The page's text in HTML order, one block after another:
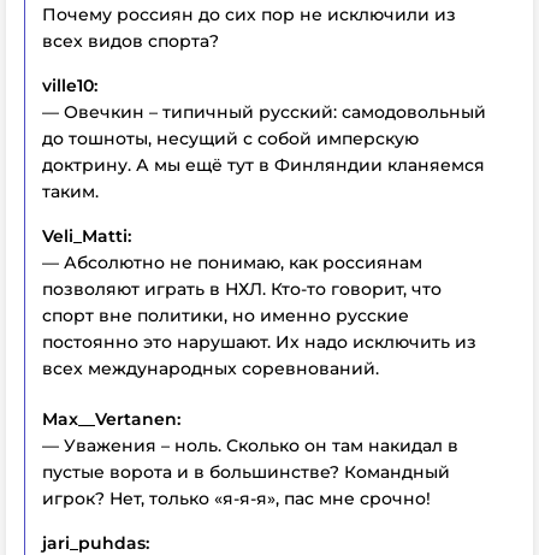
Почему россиян до сих пор не исключили из
всех видов спорта?
ville10:
— Овечкин – типичный русский: самодовольный
до тошноты, несущий с собой имперскую
доктрину. А мы ещё тут в Финляндии кланяемся
таким.
Veli_Matti:
— Абсолютно не понимаю, как россиянам
позволяют играть в НХЛ. Кто-то говорит, что
спорт вне политики, но именно русские
постоянно это нарушают. Их надо исключить из
всех международных соревнований.
Max__Vertanen:
— Уважения – ноль. Сколько он там накидал в
пустые ворота и в большинстве? Командный
игрок? Нет, только «я-я-я», пас мне срочно!
jari_puhdas: